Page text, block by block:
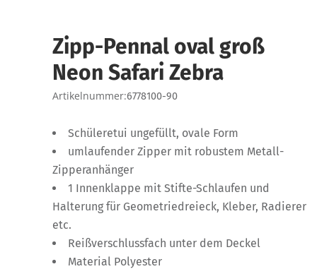
Zipp-Pennal oval groß
Neon Safari Zebra
Artikelnummer:6778100-90
Schüleretui ungefüllt, ovale Form
umlaufender Zipper mit robustem Metall-
Zipperanhänger
1 Innenklappe mit Stifte-Schlaufen und
Halterung für Geometriedreieck, Kleber, Radierer
etc.
Reißverschlussfach unter dem Deckel
Material Polyester